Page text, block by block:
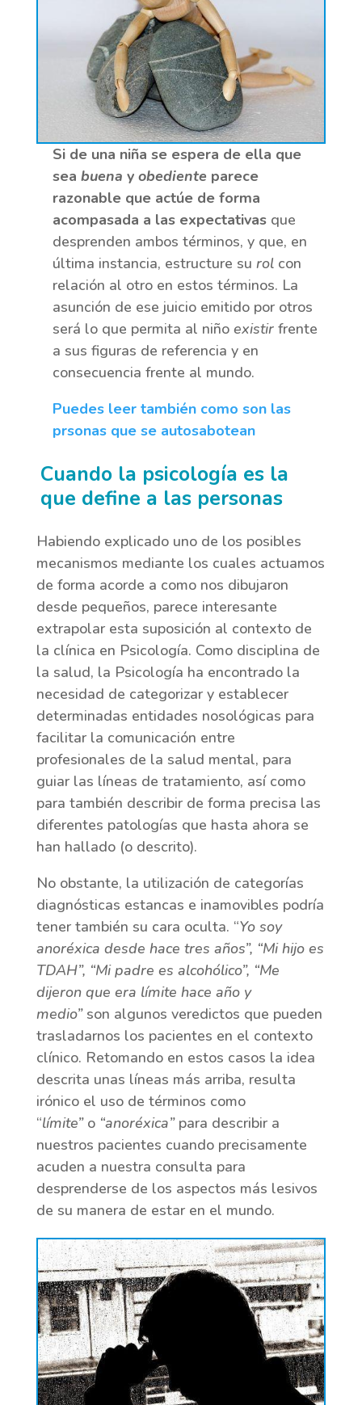
Si de una niña se espera de ella que
sea buena y obediente parece
razonable que actúe de forma
acompasada a las expectativas que
desprenden ambos términos, y que, en
última instancia, estructure su rolcon
relación al otro en estos términos. La
asunción de ese juicio emitido por otros
será lo que permita al niño existirfrente
a sus figuras de referencia y en
consecuencia frente al mundo.
Puedes leer también como son las
prsonas que se autosabotean
Cuando la psicología es la
que define a las personas
Habiendo explicado uno de los posibles
mecanismos mediante los cuales actuamos
de forma acorde a como nos dibujaron
desde pequeños, parece interesante
extrapolar esta suposición al contexto de
la clínica en Psicología. Como disciplina de
la salud, la Psicología ha encontrado la
necesidad de categorizar y establecer
determinadas entidades nosológicas para
facilitar la comunicación entre
profesionales de la salud mental, para
guiar las líneas de tratamiento, así como
para también describir de forma precisa las
diferentes patologías que hasta ahora se
han hallado (o descrito).
No obstante, la utilización de categorías
diagnósticas estancas e inamovibles podría
tener también su cara oculta. “Yo soy
anoréxica desde hace tres años”, “Mi hijo es
TDAH”, “Mi padre es alcohólico”, “Me
dijeron que era límite hace año y
medio”son algunos veredictos que pueden
trasladarnos los pacientes en el contexto
clínico. Retomando en estos casos la idea
descrita unas líneas más arriba, resulta
irónico el uso de términos como
“límite” o “anoréxica”para describir a
nuestros pacientes cuando precisamente
acuden a nuestra consulta para
desprenderse de los aspectos más lesivos
de su manera de estar en el mundo.